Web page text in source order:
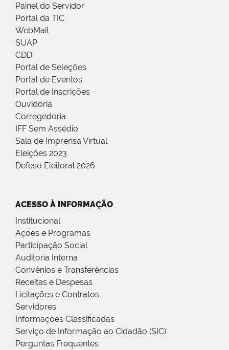
Painel do Servidor
Portal da TIC
WebMail
SUAP
CDD
Portal de Seleções
Portal de Eventos
Portal de Inscrições
Ouvidoria
Corregedoria
IFF Sem Assédio
Sala de Imprensa Virtual
Eleições 2023
Defeso Eleitoral 2026
ACESSO À INFORMAÇÃO
Institucional
Ações e Programas
Participação Social
Auditoria Interna
Convênios e Transferências
Receitas e Despesas
Licitações e Contratos
Servidores
Informações Classificadas
Serviço de Informação ao Cidadão (SIC)
Perguntas Frequentes